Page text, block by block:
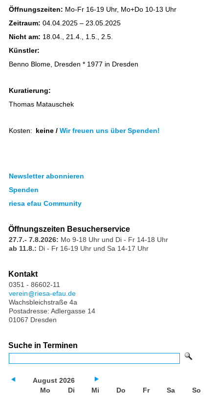
Öffnungszeiten: Mo-Fr 16-19 Uhr, Mo+Do 10-13 Uhr
Zeitraum: 04.04.2025 – 23.05.2025
Nicht am: 18.04., 21.4., 1.5., 2.5.
Künstler:
Benno Blome, Dresden * 1977 in Dresden
Kuratierung:
Thomas Matauschek
Kosten: keine / Wir freuen uns über Spenden!
Newsletter abonnieren
Spenden
riesa efau Community
Öffnungszeiten Besucherservice
27.7.- 7.8.2026: Mo 9-18 Uhr und Di - Fr 14-18 Uhr
ab 11.8.: Di - Fr 16-19 Uhr und Sa 14-17 Uhr
Kontakt
0351 - 86602-11
verein
riesa-efau.de
Wachsbleichstraße 4a
Postadresse: Adlergasse 14
01067 Dresden
Suche in Terminen
August 2026
Mo
Di Mi Do Fr Sa So